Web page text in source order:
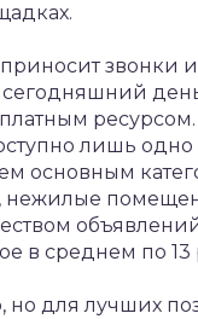
звонки
сегодняшний
лишь
основным
нежилые
в среднем по 13
но для лучших